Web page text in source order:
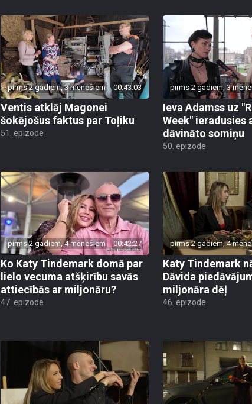
pirms 2 gadiem, 3 mēnešiem 00:43:03
Ventis atklāj Magonei
šokējošus faktus par Toļiku
51. epizode
pirms 2 gadiem, 3
Ieva Adamss uz
Week" ieradusies
dāvināto somiņu
50. epizode
pirms 2 gadiem, 4 mēnešiem 00:42:27
Ko Katy Tindemark domā par
lielo vecuma atšķirību savās
attiecībās ar miljonāru?
47. epizode
pirms 2 gadiem, 4
Katy Tindemark
Dāvida
miljonāra dēļ
46. epizode